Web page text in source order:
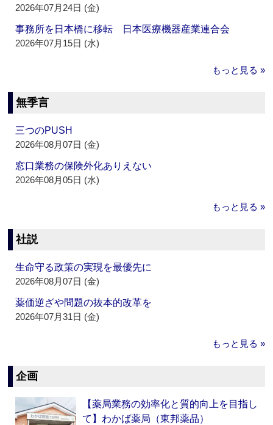
2026年07月24日 (金)
事務所を日本橋に移転 日本医療機器産業連合会
2026年07月15日 (水)
もっと見る »
無季言
三つのPUSH
2026年08月07日 (金)
窓口業務の保険外化ありえない
2026年08月05日 (水)
もっと見る »
社説
生命守る政策の実現を最優先に
2026年08月07日 (金)
薬価逆ざや問題の抜本的改革を
2026年07月31日 (金)
もっと見る »
企画
【薬局業務の効率化と質的向上を目指し
て】わかば薬局（東邦薬品）